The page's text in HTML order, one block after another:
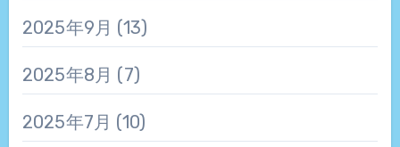
2025年9月 (13)
2025年8月 (7)
2025年7月 (10)